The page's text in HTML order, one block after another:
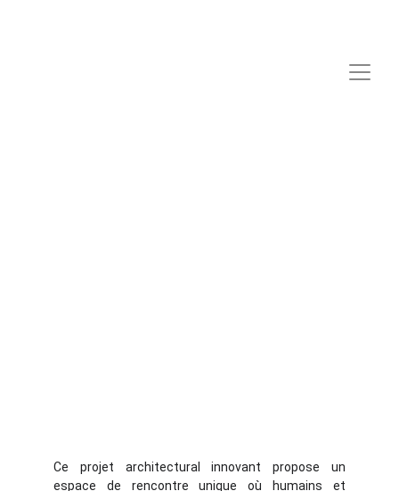
Ce projet architectural innovant propose un
espace de rencontre unique où humains et